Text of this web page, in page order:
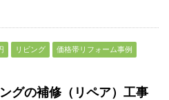
リビング 価格帯リフォーム事例
グの補修（リペア）工事